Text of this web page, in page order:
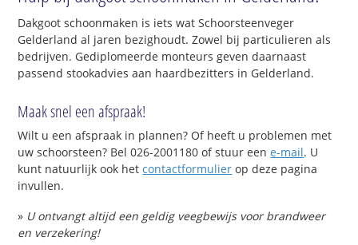
Dakgoot schoonmaken is iets wat Schoorsteenveger
Gelderland al jaren bezighoudt. Zowel bij particulieren als
bedrijven. Gediplomeerde monteurs geven daarnaast
passend stookadvies aan haardbezitters in Gelderland.
Maak snel een afspraak!
Wilt u een afspraak in plannen? Of heeft u problemen met
uw schoorsteen? Bel 026-2001180 of stuur eene-mail. U
kunt natuurlijk ook hetcontactformulier op deze pagina
invullen.
» U ontvangt altijd een geldig veegbewijs voor brandweer
en verzekering!